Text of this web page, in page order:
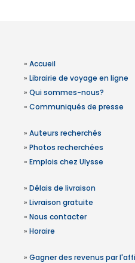
» Accueil
» Librairie de voyage en ligne
» Qui sommes-nous?
» Communiqués de presse
» Auteurs recherchés
» Photos recherchées
» Emplois chez Ulysse
» Délais de livraison
» Livraison gratuite
» Nous contacter
» Horaire
» Gagner des revenus par